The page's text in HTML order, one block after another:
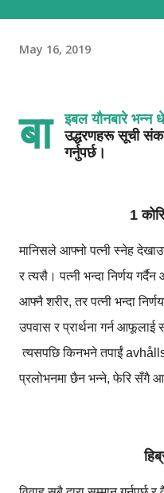
May 16, 2019
बा
इबल यौनबारे भन्न
उद्धरणहरू सूची
गर्नुपर्छ।
1
मानिसले आफ्नो पत्नी स्नेह
र त्यसै। पत्नी भन्दा निर्णय
आफ्नै शरीर, तर पत्नी भन्दा
उपवास र प्रार्थना गर्न आफूलाई
त्यसपछि किनभने तपाईं
प्रलोभनमा छैन भन्ने, फेरि सँगै